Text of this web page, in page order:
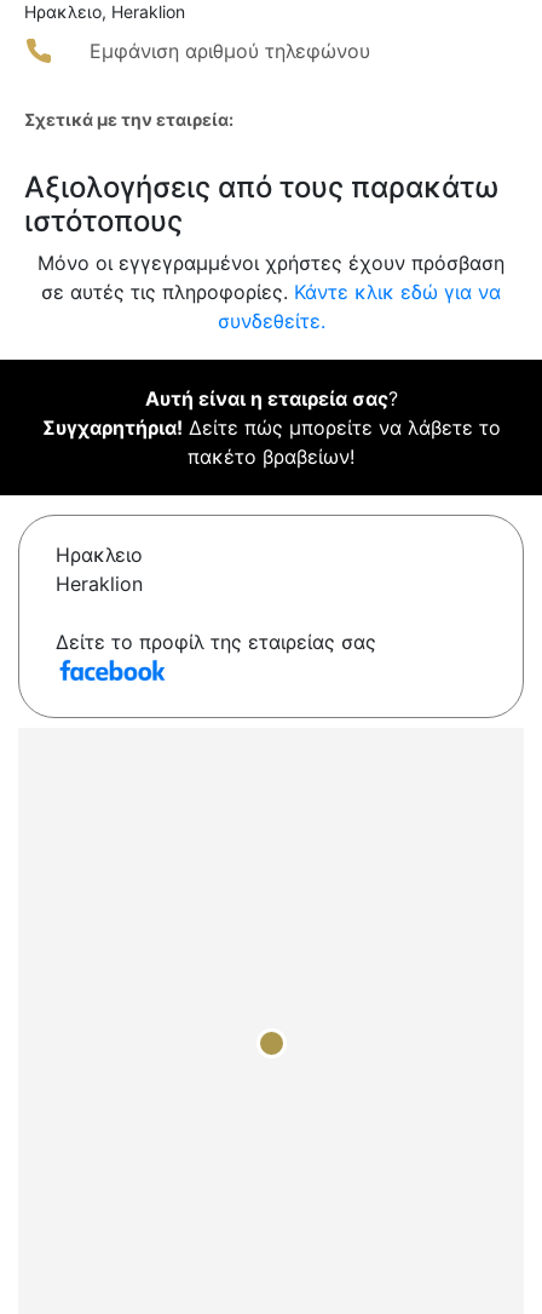
Ηρακλειο, Heraklion
Εμφάνιση αριθμού τηλεφώνου
Σχετικά με την εταιρεία:
Αξιολογήσεις από τους παρακάτω
ιστότοπους
Μόνο οι εγγεγραμμένοι χρήστες έχουν πρόσβαση
σε αυτές τις πληροφορίες. Κάντε κλικ εδώ για να
συνδεθείτε.
Αυτή είναι η εταιρεία σας?
Συγχαρητήρια! Δείτε πώς μπορείτε να λάβετε το
πακέτο βραβείων!
Ηρακλειο
Heraklion
Δείτε το προφίλ της εταιρείας σας